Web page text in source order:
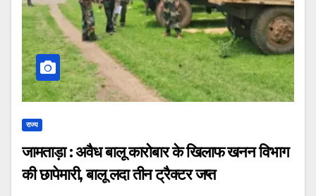
राज्य
जामताड़ा : अवैध बालू कारोबार के खिलाफ खनन विभाग
की छापेमारी, बालू लदा तीन ट्रैक्टर जप्त